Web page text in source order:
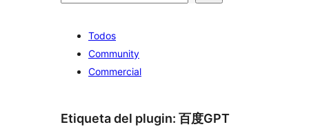
Todos
Community
Commercial
Etiqueta del plugin: 百度GPT